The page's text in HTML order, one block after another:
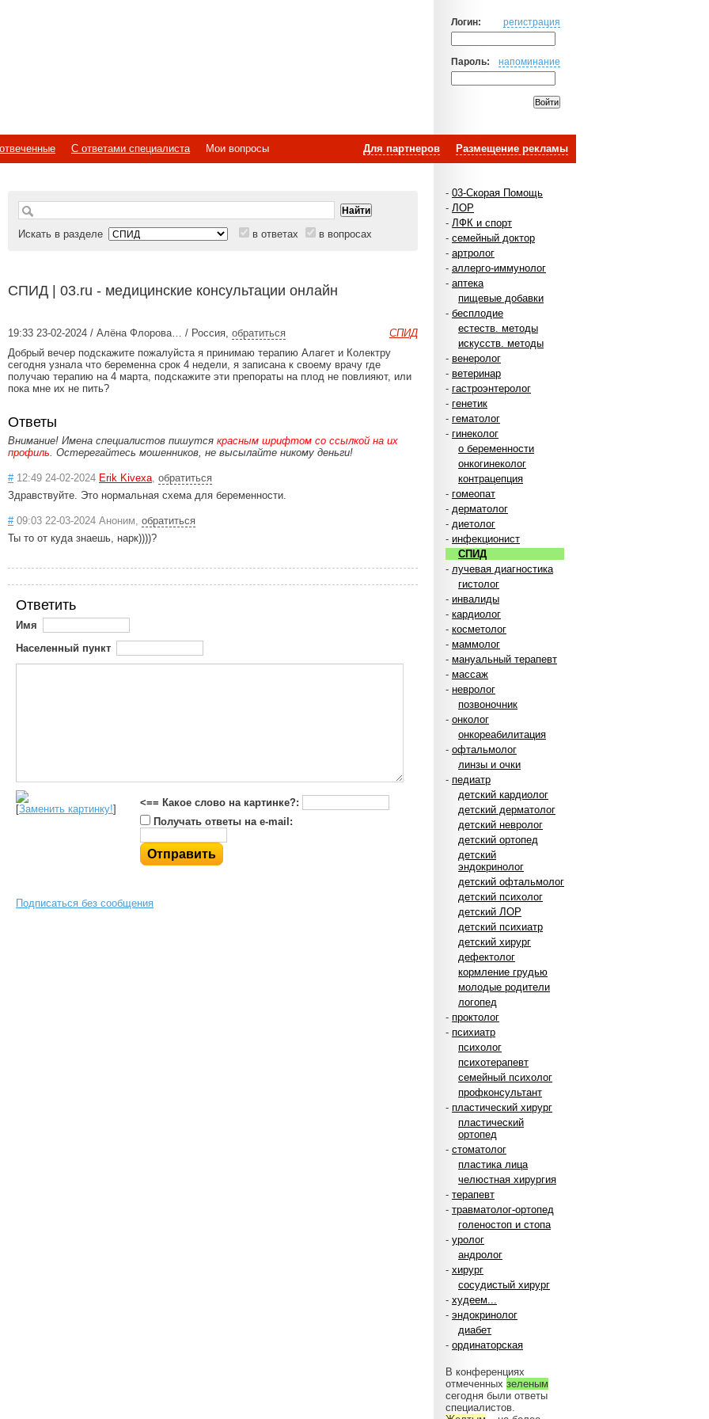
Логин: регистрация
Пароль: напоминание
Размещение рекламы
Для партнеров
С ответами специалиста
Мои вопросы
- 03-Скорая Помощь
- ЛОР
- ЛФК и спорт
- семейный доктор
- артролог
- аллерго-иммунолог
- аптека
пищевые добавки
- бесплодие
естеств. методы
искусств. методы
- венеролог
- ветеринар
- гастроэнтеролог
- генетик
- гематолог
- гинеколог
о беременности
онкогинеколог
контрацепция
- гомеопат
- дерматолог
- диетолог
- инфекционист
СПИД
- лучевая диагностика
гистолог
- инвалиды
- кардиолог
- косметолог
- маммолог
- мануальный терапевт
- массаж
- невролог
позвоночник
- онколог
онкореабилитация
- офтальмолог
линзы и очки
- педиатр
детский кардиолог
детский дерматолог
детский невролог
детский ортопед
детский
эндокринолог
детский офтальмолог
детский психолог
детский ЛОР
детский психиатр
детский хирург
дефектолог
кормление грудью
молодые родители
логопед
- проктолог
- психиатр
психолог
психотерапевт
семейный психолог
профконсультант
- пластический хирург
пластический
ортопед
- стоматолог
пластика лица
челюстная хирургия
- терапевт
- травматолог-ортопед
голеностоп и стопа
- уролог
андролог
- хирург
сосудистый хирург
- худеем...
- эндокринолог
диабет
- ординаторская
В конференциях
отмеченных зеленым
сегодня были ответы
специалистов.
Искать в разделе в ответах в вопросах
СПИД | 03.ru - медицинские консультации онлайн
СПИД
19:33 23-02-2024 / Алёна Флорова… / Россия, обратиться
Добрый вечер подскажите пожалуйста я принимаю терапию Алагет и Колектру
сегодня узнала что беременна срок 4 недели, я записана к своему врачу где
получаю терапию на 4 марта, подскажите эти препораты на плод не повлияют, или
пока мне их не пить?
Ответы
Внимание! Имена специалистов пишутся красным шрифтом со ссылкой на их
профиль. Остерегайтесь мошенников, не высылайте никому деньги!
#12:49 24-02-2024 Erik Kivexa, обратиться
Здравствуйте. Это нормальная схема для беременности.
#09:03 22-03-2024 Аноним, обратиться
Ты то от куда знаешь, нарк))))?
Ответить
Имя
Населенный пункт
[Заменить картинку!]
<== Какое слово на картинке?:
Получать ответы на e-mail:
Подписаться без сообщения